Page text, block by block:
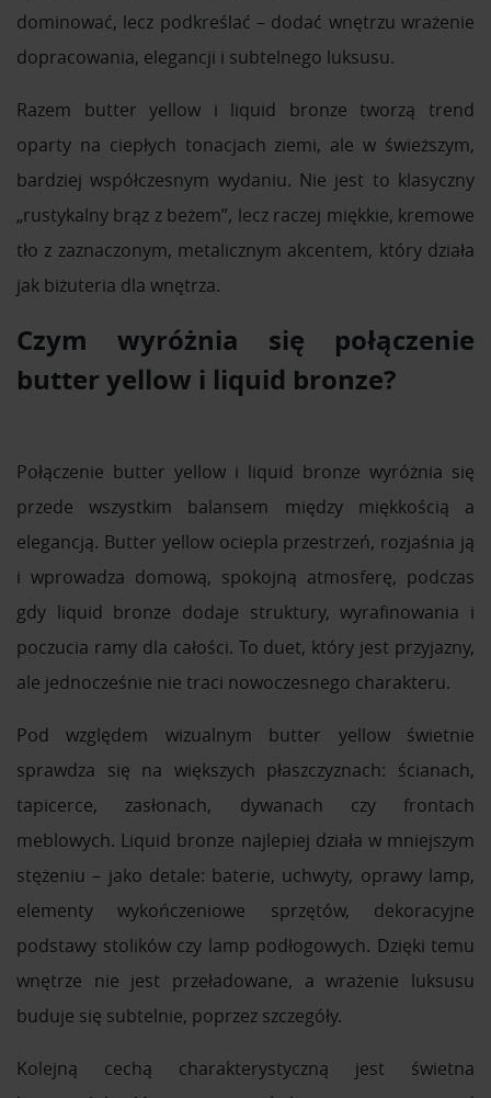
dominować, lecz podkreślać – dodać wnętrzu wrażenie
dopracowania, elegancji i subtelnego luksusu.
Razem butter yellow i liquid bronze tworzą trend
oparty na ciepłych tonacjach ziemi, ale w świeższym,
bardziej współczesnym wydaniu. Nie jest to klasyczny
„rustykalny brąz z beżem”, lecz raczej miękkie, kremowe
tło z zaznaczonym, metalicznym akcentem, który działa
jak biżuteria dla wnętrza.
Czym wyróżnia się połączenie
butter yellow i liquid bronze?
Połączenie butter yellow i liquid bronze wyróżnia się
przede wszystkim balansem między miękkością a
elegancją. Butter yellow ociepla przestrzeń, rozjaśnia ją
i wprowadza domową, spokojną atmosferę, podczas
gdy liquid bronze dodaje struktury, wyrafinowania i
poczucia ramy dla całości. To duet, który jest przyjazny,
ale jednocześnie nie traci nowoczesnego charakteru.
Pod względem wizualnym butter yellow świetnie
sprawdza się na większych płaszczyznach: ścianach,
tapicerce, zasłonach, dywanach czy frontach
meblowych. Liquid bronze najlepiej działa w mniejszym
stężeniu – jako detale: baterie, uchwyty, oprawy lamp,
elementy wykończeniowe sprzętów, dekoracyjne
podstawy stolików czy lamp podłogowych. Dzięki temu
wnętrze nie jest przeładowane, a wrażenie luksusu
buduje się subtelnie, poprzez szczegóły.
Kolejną cechą charakterystyczną jest świetna